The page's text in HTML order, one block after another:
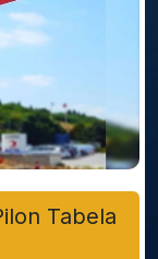
Tabela